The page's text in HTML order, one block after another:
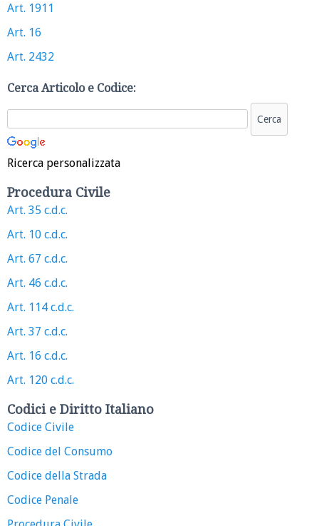
Art. 1911
Art. 16
Art. 2432
Cerca Articolo e Codice:
Ricerca personalizzata
Procedura Civile
Art. 35 c.d.c.
Art. 10 c.d.c.
Art. 67 c.d.c.
Art. 46 c.d.c.
Art. 114 c.d.c.
Art. 37 c.d.c.
Art. 16 c.d.c.
Art. 120 c.d.c.
Codici e Diritto Italiano
Codice Civile
Codice del Consumo
Codice della Strada
Codice Penale